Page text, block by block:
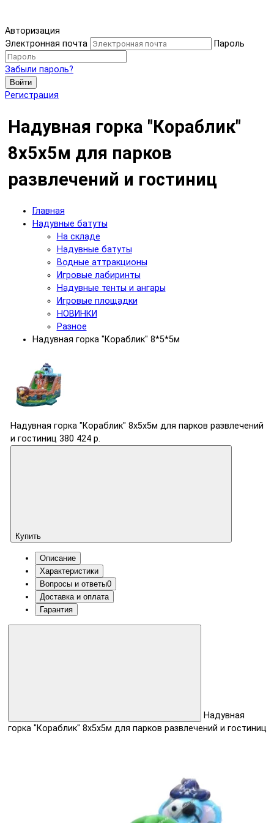
Авторизация
Электронная почта
Пароль
Забыли пароль?
Войти
Регистрация
Надувная горка "Кораблик"
8х5х5м для парков
развлечений и гостиниц
Главная
Надувные батуты
На складе
Надувные батуты
Водные аттракционы
Игровые лабиринты
Надувные тенты и ангары
Игровые площадки
НОВИНКИ
Разное
Надувная горка "Кораблик" 8*5*5м
Надувная горка "Кораблик" 8х5х5м для парков развлечений
и гостиниц 380 424 р.
Купить
Описание
Характеристики
Вопросы и ответы0
Доставка и оплата
Гарантия
Надувная
горка "Кораблик" 8х5х5м для парков развлечений и гостиниц